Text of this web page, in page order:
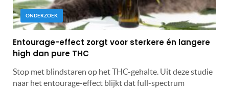
ONDERZOEK
Entourage-effect zorgt voor sterkere én langere
high dan pure THC
Stop met blindstaren op het THC-gehalte. Uit deze studie
naar het entourage-effect blijkt dat full-spectrum